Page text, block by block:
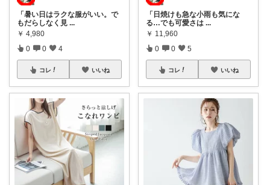
「暑い日はラクな服がいい。で
もだらしなく見 ...
￥ 4,980
0 0 4
コレ いいね
「日焼けも急な小雨も気にな
る…でも可愛さは ...
￥ 11,960
0 0 5
コレ いいね